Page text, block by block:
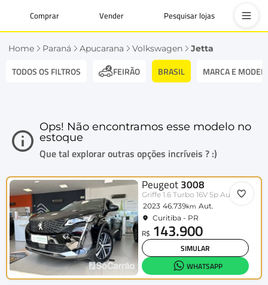
Comprar Vender Pesquisar lojas
Home Paraná Apucarana Volkswagen Jetta
TODOS OS FILTROS FEIRÃO BRASIL MARCA E
Ops! Não encontramos esse modelo no
estoque
Que tal explorar outras opções incríveis ? :)
Peugeot 3008
Griffe 1.6 Turbo 16V 5p Aut.
2023 46.739km Aut.
Curitiba - PR
R$ 143.900
SIMULAR
WHATSAPP